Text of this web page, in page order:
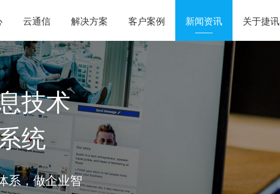
云通信 解决方案 客户案例 新闻资讯 关于捷讯
技术
统
系，做企业智